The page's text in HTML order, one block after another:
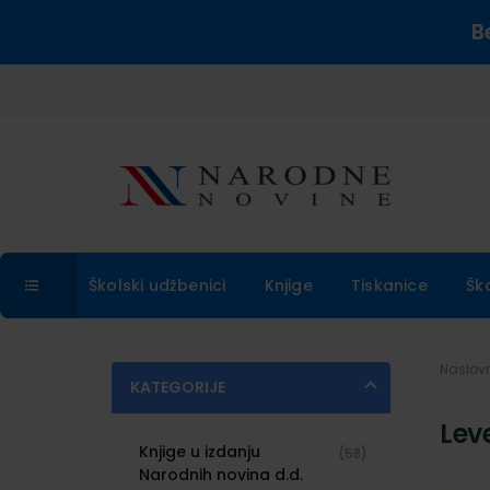
Školski udžbenici Knjige Tiskanice
KATEGORIJE
Knjige u izdanju
Narodnih novina d.d.
(58)